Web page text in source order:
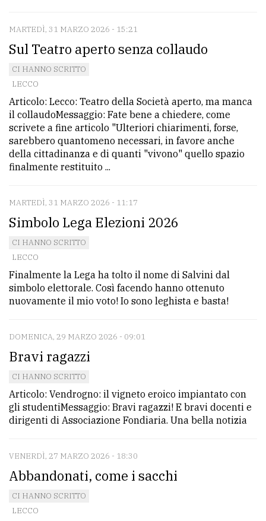
MARTEDÌ, 31 MARZO 2026 - 15:21
Sul Teatro aperto senza collaudo
CI HANNO SCRITTO
LECCO
Articolo: Lecco: Teatro della Società aperto, ma manca
il collaudoMessaggio: Fate bene a chiedere, come
scrivete a fine articolo "Ulteriori chiarimenti, forse,
sarebbero quantomeno necessari, in favore anche
della cittadinanza e di quanti "vivono" quello spazio
finalmente restituito ...
MARTEDÌ, 31 MARZO 2026 - 11:17
Simbolo Lega Elezioni 2026
CI HANNO SCRITTO
LECCO
Finalmente la Lega ha tolto il nome di Salvini dal
simbolo elettorale. Così facendo hanno ottenuto
nuovamente il mio voto! Io sono leghista e basta!
DOMENICA, 29 MARZO 2026 - 09:01
Bravi ragazzi
CI HANNO SCRITTO
Articolo: Vendrogno: il vigneto eroico impiantato con
gli studentiMessaggio: Bravi ragazzi! E bravi docenti e
dirigenti di Associazione Fondiaria. Una bella notizia
VENERDÌ, 27 MARZO 2026 - 18:30
Abbandonati, come i sacchi
CI HANNO SCRITTO
LECCO